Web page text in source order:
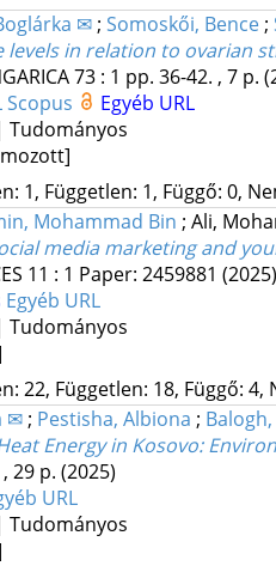
✉; Somoskői, Bence;
in relation to ovarian
73: 1 pp. 36-42. , 7 p.
Scopus
Egyéb URL
Tudományos
1, Független: 1, Függő: 0,
Mohammad Bin ; Ali,
media marketing and
11 : 1 Paper: 2459881 (2025)
Egyéb URL
Tudományos
22, Független: 18, Függő: 4,
✉; Pestisha, Albiona ;
Energy in Kosovo:
29 p. (2025)
URL
Tudományos